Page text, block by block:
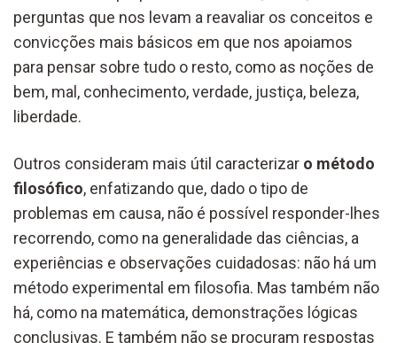
perguntas que nos levam a reavaliar os conceitos e
convicções mais básicos em que nos apoiamos
para pensar sobre tudo o resto, como as noções de
bem, mal, conhecimento, verdade, justiça, beleza,
liberdade.
Outros consideram mais útil caracterizar o método
filosófico, enfatizando que, dado o tipo de
problemas em causa, não é possível responder-lhes
recorrendo, como na generalidade das ciências, a
experiências e observações cuidadosas: não há um
método experimental em filosofia. Mas também não
há, como na matemática, demonstrações lógicas
conclusivas. E também não se procuram respostas